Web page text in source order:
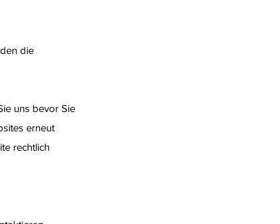
die
uns bevor Sie
erneut
rechtlich